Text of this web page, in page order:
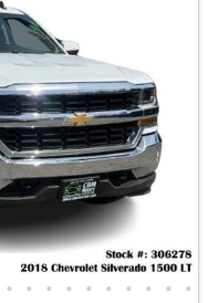
• • • • • • • • • •